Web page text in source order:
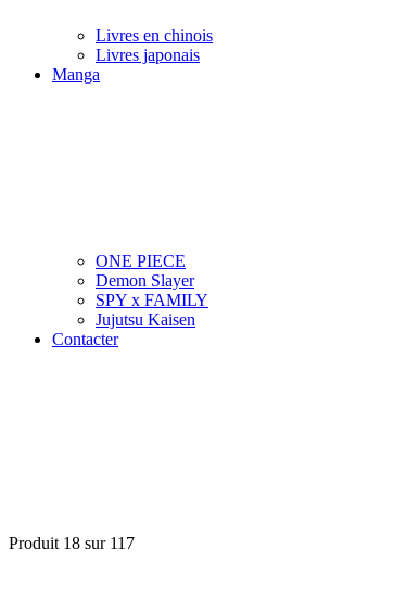
Livres en chinois
Livres japonais
Manga
ONE PIECE
Demon Slayer
SPY x FAMILY
Jujutsu Kaisen
Contacter
Produit 18 sur 117